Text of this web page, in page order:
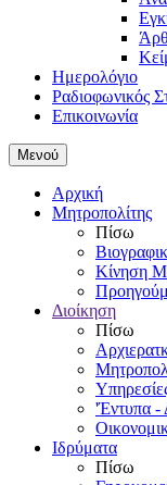
Ημερολόγιο
Ραδιοφωνικός
Επικοινωνία
Μενού
Αρχική
Μητροπολίτης
Πίσω
Κίνηση
Διοίκηση
Πίσω
'Έντυπα -
Ιδρύματα
Πίσω